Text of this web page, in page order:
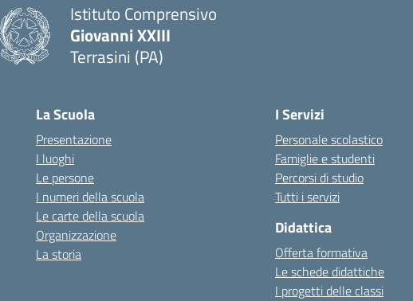
Istituto Comprensivo
Giovanni XXIII
Terrasini (PA)
La Scuola
Presentazione
I luoghi
Le persone
I numeri della scuola
Le carte della scuola
Organizzazione
La storia
I Servizi
Personale scolastico
Famiglie e studenti
Percorsi di studio
Tutti i servizi
Didattica
Offerta formativa
Le schede didattiche
I progetti delle classi